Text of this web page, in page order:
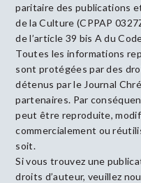
paritaire des publications
de la Culture (CPPAP
de l’article 39 bis A du
Toutes les informations
sont protégées par des
détenus par le Journal
partenaires. Par
peut être reproduite,
commercialement ou
soit.
Si vous trouvez une
droits d’auteur, veuillez